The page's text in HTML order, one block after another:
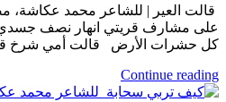
قالت العير | للشاعر محمد
على مشارف قريتي انهار نصف
كل حشرات الأرض قالت أمي شرخ
Continue reading